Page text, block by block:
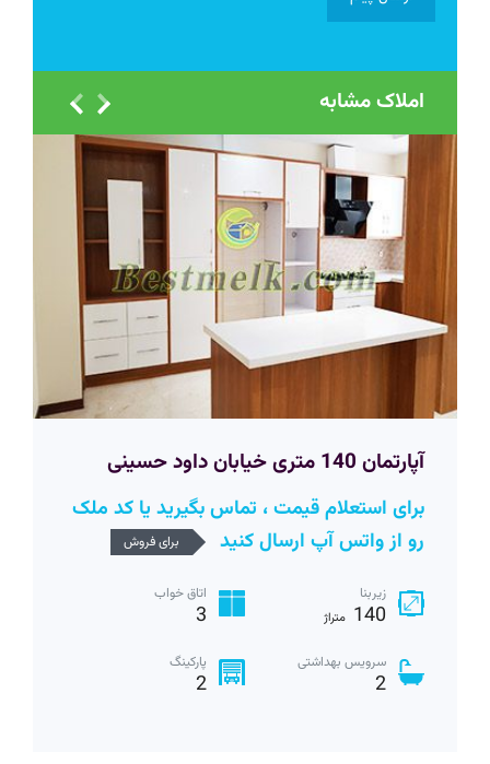
املاک مشابه
آپارتمان 140 متری خیابان داود حسینی
برای استعلام قیمت ، تماس بگیرید یا کد ملک
رو از واتس آپ ارسال کنید
برای فروش
زیربنا
140 متراژ
اتاق خواب
3
سرویس بهداشتی
2
پارکینگ
2